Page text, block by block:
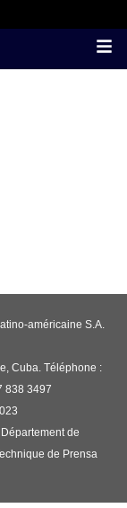
américaine S.A.
Cuba. Téléphone :
838 3497
de
de Prensa